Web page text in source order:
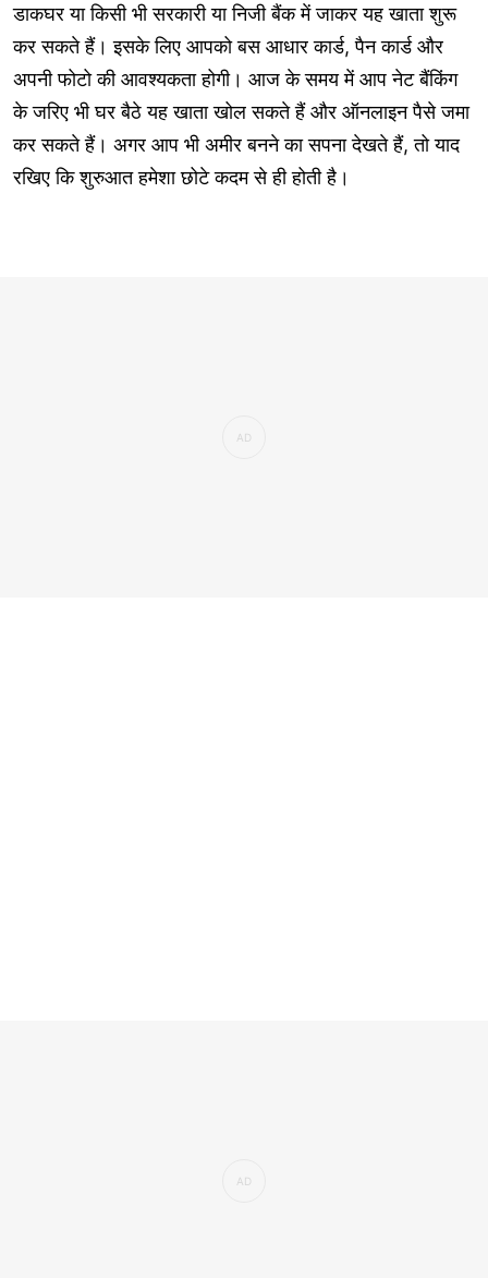
डाकघर या किसी भी सरकारी या निजी बैंक में जाकर यह खाता शुरू
कर सकते हैं। इसके लिए आपको बस आधार कार्ड, पैन कार्ड और
अपनी फोटो की आवश्यकता होगी। आज के समय में आप नेट बैंकिंग
के जरिए भी घर बैठे यह खाता खोल सकते हैं और ऑनलाइन पैसे जमा
कर सकते हैं। अगर आप भी अमीर बनने का सपना देखते हैं, तो याद
रखिए कि शुरुआत हमेशा छोटे कदम से ही होती है।